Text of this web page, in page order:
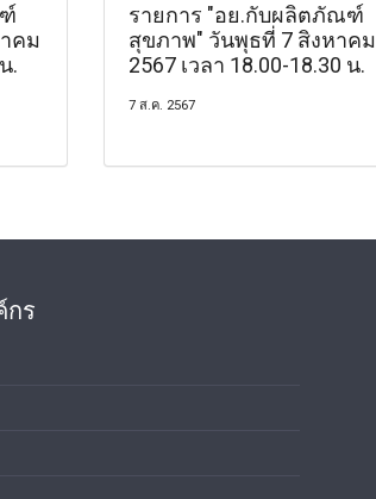
คม
.
รายการ "อย.กับผลิตภัณฑ์
สุขภาพ" วันพุธที่ 7 สิงหาคม
2567 เวลา 18.00-18.30 น.
7 ส.ค. 2567
กร